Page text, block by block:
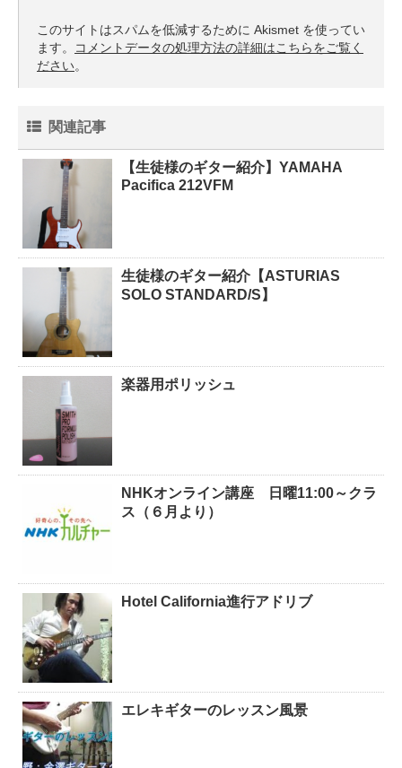
このサイトはスパムを低減するために Akismet を使ってい
ます。
コメントデータの処理方法の詳細はこちらをご覧く
ださい。
関連記事
【生徒様のギター紹介】YAMAHA
Pacifica 212VFM
生徒様のギター紹介【ASTURIAS
SOLO STANDARD/S】
楽器用ポリッシュ
NHKオンライン講座 日曜11:00～クラ
ス（６月より）
Hotel California進行アドリブ
エレキギターのレッスン風景